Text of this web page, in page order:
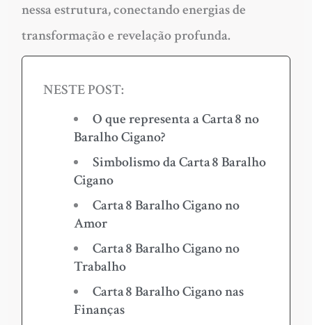
nessa estrutura, conectando energias de
transformação e revelação profunda.
NESTE POST:
O que representa a Carta 8 no
Baralho Cigano?
Simbolismo da Carta 8 Baralho
Cigano
Carta 8 Baralho Cigano no
Amor
Carta 8 Baralho Cigano no
Trabalho
Carta 8 Baralho Cigano nas
Finanças